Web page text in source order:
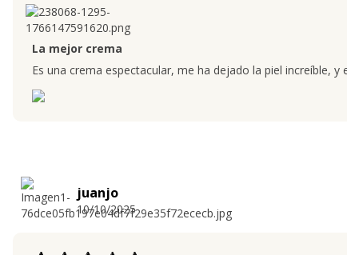
La mejor crema
Es una crema espectacular, me ha dejado la piel increíble,
juanjo
10/10/2025